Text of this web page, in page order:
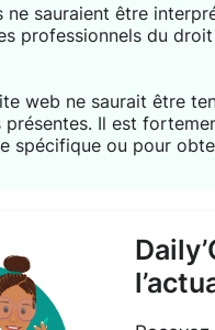
ne sauraient être
professionnels du
web ne saurait être
Il est
spécifique ou pour